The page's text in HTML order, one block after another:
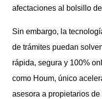
afectaciones al bolsillo
Sin embargo, la
de trámites puedan
rápida, segura y 100%
como Houm, único
asesora a propietarios